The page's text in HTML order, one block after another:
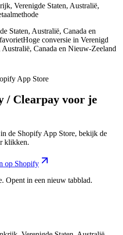
Verenigde Staten, Australië,
Staten, Australië, Canada en
Hoge conversie in Verenigd
Canada en Nieuw-Zeeland
App Store
/ Clearpay voor je
de Shopify App Store, bekijk de
klikken.
op Shopify
Opent in een nieuw tabblad.